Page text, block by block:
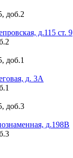
доб.2
д.115 ст. 9
доб.1
д. 3А
доб.3
д.198В